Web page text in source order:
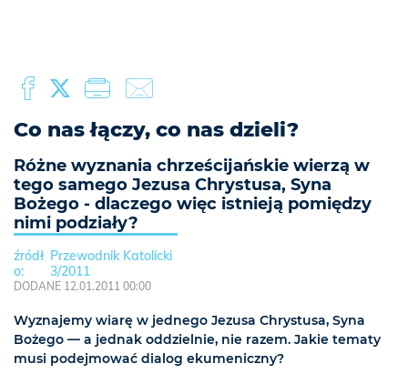
Co nas łączy, co nas dzieli?
Różne wyznania chrześcijańskie wierzą w
tego samego Jezusa Chrystusa, Syna
Bożego - dlaczego więc istnieją pomiędzy
nimi podziały?
Przewodnik Katolicki
3/2011
DODANE 12.01.2011 00:00
Wyznajemy wiarę w jednego Jezusa Chrystusa, Syna
Bożego — a jednak oddzielnie, nie razem. Jakie tematy
musi podejmować dialog ekumeniczny?